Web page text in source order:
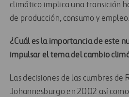
climático implica una transición
de producción, consumo y empleo.
¿Cuál es la importancia de este
impulsar el tema del cambio
Las decisiones de las cumbres de
Johannesburgo en 2002 así